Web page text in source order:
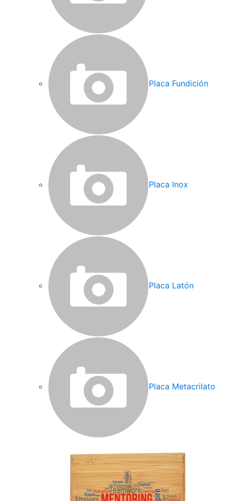
Placa Fundición
Placa Inox
Placa Latón
Placa Metacrilato